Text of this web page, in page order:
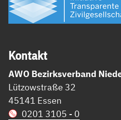
Kon­takt
AWO Bezirksverband
Lützowstraße 32
45141 Essen
0201 3105 - 0